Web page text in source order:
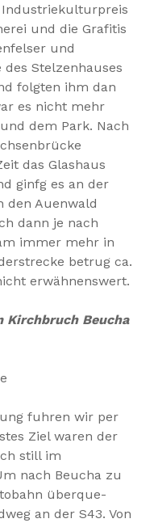
Industriekulturpreis
und die Grafitis
und
Stelzenhauses
folgten ihm dan
es nicht mehr
dem Park. Nach
das Glashaus
ginfg es an der
den Auenwald
dann je nach
immer mehr in
betrug ca.
erwähnenswert.
Kirchbruch Beucha
fuhren wir per
Ziel waren der
still im
nach Beucha zu
überque-
an der S43. Von